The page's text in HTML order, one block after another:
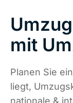
mit
Planen Sie
liegt,
nationale &